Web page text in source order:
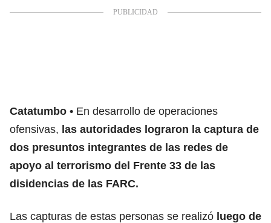
Catatumbo
En desarrollo de operaciones
ofensivas, las autoridades lograron la captura de
dos presuntos integrantes de las redes de
apoyo al terrorismo del Frente 33 de las
disidencias de las FARC.
Las capturas de estas personas se realizó luego de